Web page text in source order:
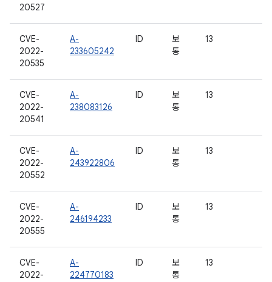
20527
CVE-
2022-
20535
A-
233605242
ID
보
통
13
CVE-
2022-
20541
A-
238083126
ID
보
통
13
CVE-
2022-
20552
A-
243922806
ID
보
통
13
CVE-
2022-
20555
A-
246194233
ID
보
통
13
CVE-
2022-
A-
224770183
ID
보
통
13